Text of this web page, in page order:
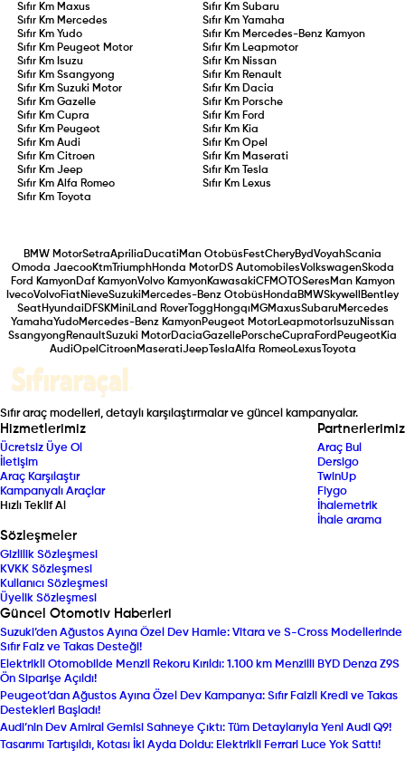
Sıfır Km Maxus Sıfır Km Subaru
Sıfır Km Mercedes Sıfır Km Yamaha
Sıfır KmYudo Sıfır Km Mercedes-Benz Kamyon
Sıfır Km Peugeot Motor Sıfır Km Leapmotor
Sıfır Km Isuzu Sıfır Km Nissan
Sıfır KmSsangyong Sıfır Km Renault
Sıfır KmSuzuki Motor Sıfır Km Dacia
Sıfır KmGazelle Sıfır Km Porsche
Sıfır KmCupra Sıfır Km Ford
Sıfır Km Peugeot Sıfır Km Kia
Sıfır KmAudi Sıfır Km Opel
Sıfır KmCitroen Sıfır Km Maserati
Sıfır KmJeep Sıfır Km
Tesla
Sıfır KmAlfa Romeo Sıfır Km Lexus
Sıfır Km
Toyota
BMW MotorSetraAprilia Ducati Man Otobüs FestCheryBydVoyahScania
Omoda JaecooKtmTriumphHonda MotorDS AutomobilesVolkswagenSkoda
Ford KamyonDaf KamyonVolvo KamyonKawasakiCFMOTOSeres Man Kamyon
IvecoVolvoFiatNieveSuzuki Mercedes-Benz Otobüs Honda BMWSkywell
Bentley
SeatHyundai DFSKMini Land RoverTogg Hongqı MGMaxusSubaruMercedes
YamahaYudoMercedes-Benz KamyonPeugeot MotorLeapmotor IsuzuNissan
Ssangyong RenaultSuzuki MotorDaciaGazellePorscheCupra Ford PeugeotKia
AudiOpel CitroenMaseratiJeep TeslaAlfa RomeoLexus Toyota
Sıfır araç modelleri, detaylı karşılaştırmalar ve güncel kampanyalar.
Hizmetlerimiz
Ücretsiz Üye Ol
İletişim
Araç Karşılaştır
Kampanyalı Araçlar
Hızlı Teklif Al
Partnerlerimiz
Araç Bul
Dersigo
TwinUp
Fiygo
İhalemetrik
İhale arama
Sözleşmeler
Gizlilik Sözleşmesi
KVKK Sözleşmesi
Kullanıcı Sözleşmesi
Üyelik Sözleşmesi
Güncel Otomotiv Haberleri
Suzuki’den Ağustos Ayına Özel Dev Hamle: Vitara ve S-Cross Modellerinde
Sıfır Faiz ve Takas Desteği!
Elektrikli Otomobilde Menzil Rekoru Kırıldı: 1.100 km Menzilli BYD Denza Z9S
Ön Siparişe Açıldı!
Peugeot’dan Ağustos Ayına Özel Dev Kampanya: Sıfır Faizli Kredi ve Takas
Destekleri Başladı!
Audi’nin Dev Amiral Gemisi Sahneye Çıktı: Tüm Detaylarıyla Yeni Audi Q9!
Tasarımı Tartışıldı, Kotası İki Ayda Doldu: Elektrikli Ferrari Luce Yok Sattı!